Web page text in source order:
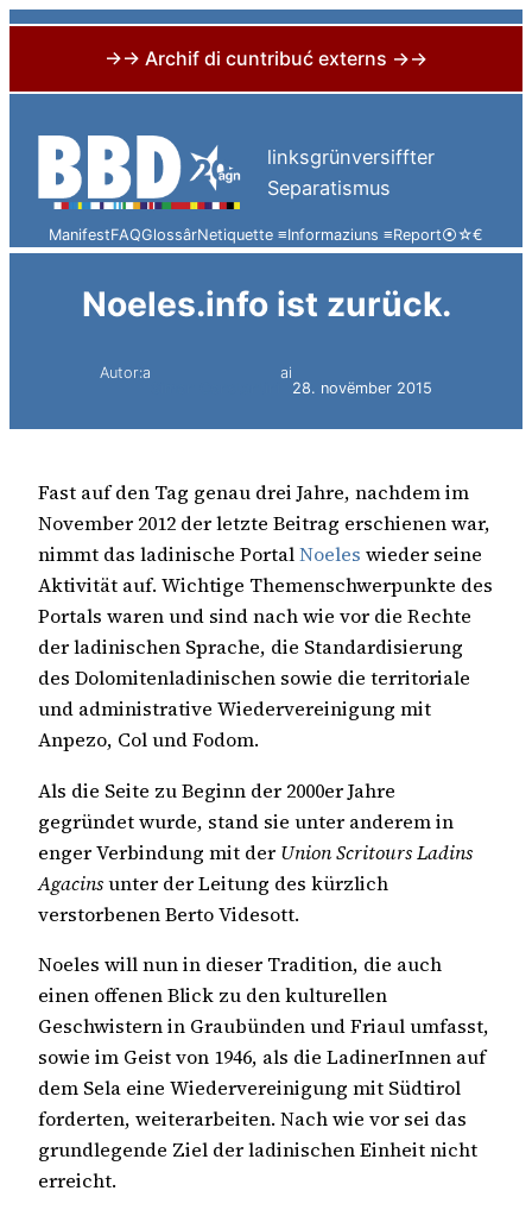
→→ Archif di cuntribuć externs →→
content
linksgrünversiffter
Separatismus
ManifestFAQGlossârNetiquette ≡Informaziuns ≡Report⦿☆€
Noeles.info ist zurück.
Autor:a
ai
28. novëmber 2015
Fast auf den Tag genau drei Jahre, nachdem im
November 2012 der letzte Beitrag erschienen war,
nimmt das ladinische PortalNoeles wieder seine
Aktivität auf. Wichtige Themenschwerpunkte des
Portals waren und sind nach wie vor die Rechte
der ladinischen Sprache, die Standardisierung
des Dolomitenladinischen sowie die territoriale
und administrative Wiedervereinigung mit
Anpezo, Col und Fodom.
Als die Seite zu Beginn der 2000er Jahre
gegründet wurde, stand sie unter anderem in
enger Verbindung mit der Union Scritours Ladins
Agacinsunter der Leitung des kürzlich
verstorbenen Berto Videsott.
Noeles will nun in dieser Tradition, die auch
einen offenen Blick zu den kulturellen
Geschwistern in Graubünden und Friaul umfasst,
sowie im Geist von 1946, als die LadinerInnen auf
dem Sela eine Wiedervereinigung mit Südtirol
forderten, weiterarbeiten. Nach wie vor sei das
grundlegende Ziel der ladinischen Einheit nicht
erreicht.